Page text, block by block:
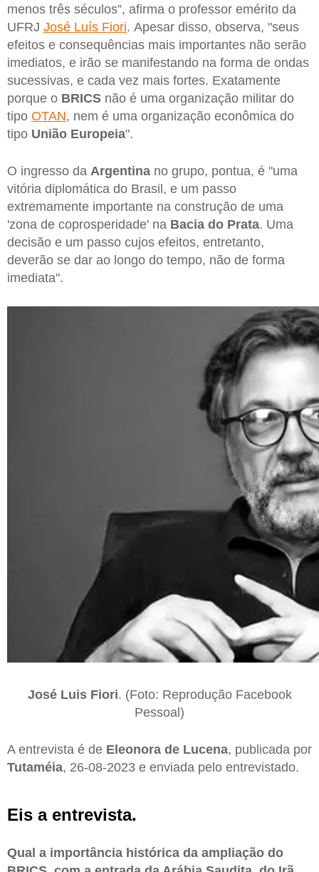
menos três séculos”, afirma o professor emérito da
UFRJ José Luís Fiori. Apesar disso, observa, "seus
efeitos e consequências mais importantes não serão
imediatos, e irão se manifestando na forma de ondas
sucessivas, e cada vez mais fortes. Exatamente
porque o BRICS não é uma organização militar do
tipo OTAN, nem é uma organização econômica do
tipo União Europeia".
O ingresso da Argentina no grupo, pontua, é "uma
vitória diplomática do Brasil, e um passo
extremamente importante na construção de uma
'zona de coprosperidade' na Bacia do Prata. Uma
decisão e um passo cujos efeitos, entretanto,
deverão se dar ao longo do tempo, não de forma
imediata".
José Luis Fiori. (Foto: Reprodução Facebook
Pessoal)
A entrevista é de Eleonora de Lucena, publicada por
Tutaméia, 26-08-2023 e enviada pelo entrevistado.
Eis a entrevista.
Qual a importância histórica da ampliação do